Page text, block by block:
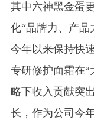
其中六神黑金蛋
化“品牌力、产品
今年以来保持快
专研修护面霜在
略下收入贡献突
长，作为公司今